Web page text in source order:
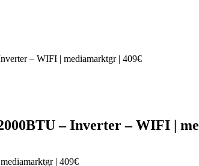
– WIFI | mediamarktgr | 409€
– Inverter – WIFI |